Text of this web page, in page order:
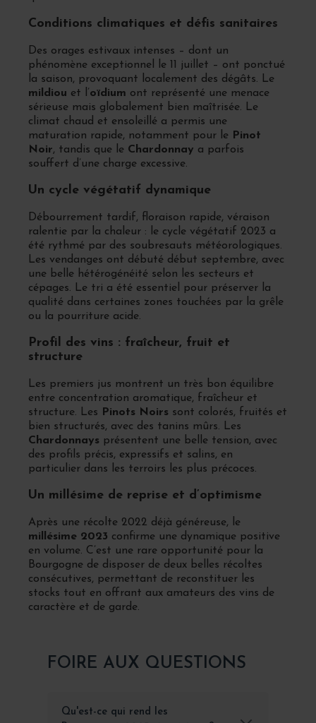
Conditions climatiques et défis sanitaires
Des orages estivaux intenses – dont un
phénomène exceptionnel le 11 juillet – ont ponctué
la saison, provoquant localement des dégâts. Le
mildiou et l’oïdium ont représenté une menace
sérieuse mais globalement bien maîtrisée. Le
climat chaud et ensoleillé a permis une
maturation rapide, notamment pour le Pinot
Noir, tandis que le Chardonnay a parfois
souffert d’une charge excessive.
Un cycle végétatif dynamique
Débourrement tardif, floraison rapide, véraison
ralentie par la chaleur : le cycle végétatif 2023 a
été rythmé par des soubresauts météorologiques.
Les vendanges ont débuté début septembre, avec
une belle hétérogénéité selon les secteurs et
cépages. Le tri a été essentiel pour préserver la
qualité dans certaines zones touchées par la grêle
ou la pourriture acide.
Profil des vins : fraîcheur, fruit et
structure
Les premiers jus montrent un très bon équilibre
entre concentration aromatique, fraîcheur et
structure. Les
Pinots Noirs sont colorés, fruités et
bien structurés, avec des tanins mûrs. Les
Chardonnays présentent une belle tension, avec
des profils précis, expressifs et salins, en
particulier dans les terroirs les plus précoces.
Un millésime de reprise et d’optimisme
Après une récolte 2022 déjà généreuse, le
millésime 2023 confirme une dynamique positive
en volume. C’est une rare opportunité pour la
Bourgogne de disposer de deux belles récoltes
consécutives, permettant de reconstituer les
stocks tout en offrant aux amateurs des vins de
caractère et de garde.
FOIRE AUX QUESTIONS
Qu'est-ce qui rend les